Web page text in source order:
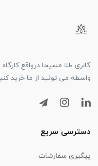
گالری طلا مسیحا درواقع
واسطه می تونید از ما خرید
دسترسی سریع
پیگیری سفارشات